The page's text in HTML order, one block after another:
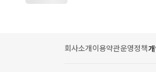
회사소개이용약관운영정책